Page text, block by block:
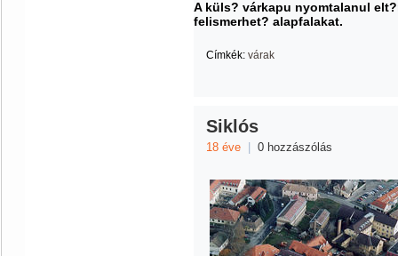
A küls? várkapu nyomtalanul
felismerhet? alapfalakat.
Címkék: várak
Siklós
18 éve 0 hozzászólás